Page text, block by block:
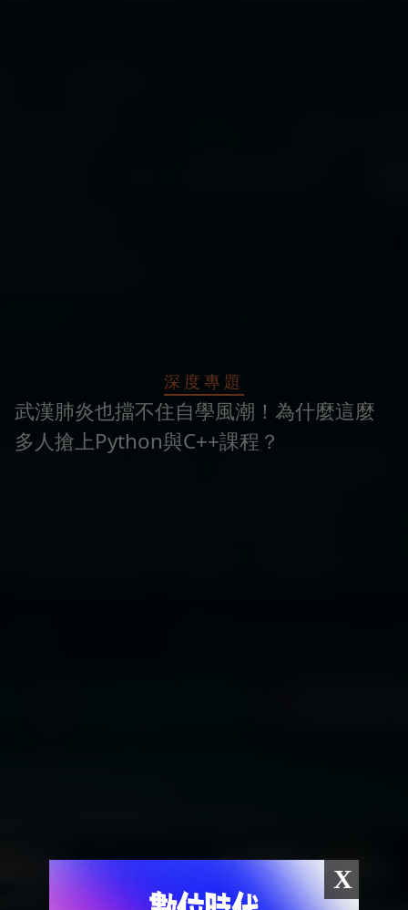
深度專題
武漢肺炎也擋不住自學風潮！為什麼這麼
多人搶上Python與C++課程？
X